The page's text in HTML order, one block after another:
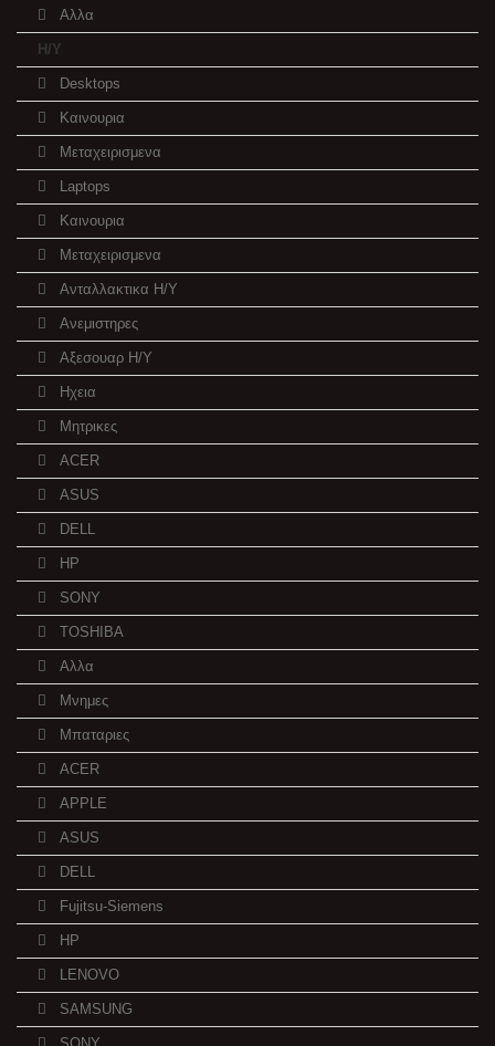
Αλλα
Η/Υ
Desktops
Καινουρια
Μεταχειρισμενα
Laptops
Καινουρια
Μεταχειρισμενα
Ανταλλακτικα H/Y
Ανεμιστηρες
Αξεσουαρ Η/Υ
Ηχεια
Μητρικες
ACER
ASUS
DELL
HP
SONY
TOSHIBA
Αλλα
Μνημες
Μπαταριες
ACER
APPLE
ASUS
DELL
Fujitsu-Siemens
HP
LENOVO
SAMSUNG